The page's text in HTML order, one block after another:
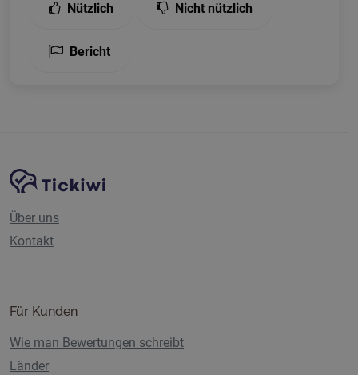
Nützlich Nicht nützlich
Bericht
Website-Navigation
Tickiwi-Plattform
Über uns
Kontakt
Für Kunden
Wie man Bewertungen schreibt
Länder